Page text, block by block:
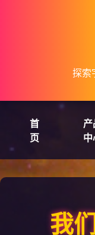
探索
首
页
产
中
我